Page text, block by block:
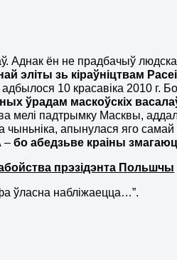
Аднак ён не прадбачыў
эліты зь кіраўніцтвам Расеі
10 красавіка 2010 г.
ўрадам маскоўскіх
мелі падтрымку Масквы,
чыньніка​​, апынулася яго
–бо абедзьве краіны
прэзідэнта Польшчы
ўласна набліжаецца…”.